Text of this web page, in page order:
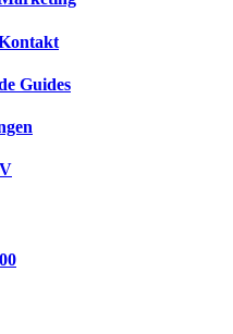
Guides